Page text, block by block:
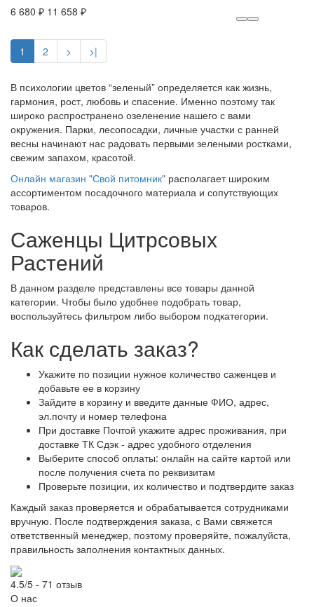
6 680 ₽ 11 658 ₽
1 2 > >|
В психологии цветов “зеленый” определяется как жизнь,
гармония, рост, любовь и спасение. Именно поэтому так
широко распространено озеленение нашего с вами
окружения. Парки, лесопосадки, личные участки с ранней
весны начинают нас радовать первыми зелеными ростками,
свежим запахом, красотой.
Онлайн магазин "Свой питомник" располагает широким
ассортиментом посадочного материала и сопутствующих
товаров.
Саженцы Цитрсовых
Растений
В данном разделе представлены все товары данной
категории. Чтобы было удобнее подобрать товар,
воспользуйтесь фильтром либо выбором подкатегории.
Как сделать заказ?
Укажите по позиции нужное количество саженцев и
добавьте ее в корзину
Зайдите в корзину и введите данные ФИО, адрес,
эл.почту и номер телефона
При доставке Почтой укажите адрес проживания, при
доставке ТК Сдэк - адрес удобного отделения
Выберите способ оплаты: онлайн на сайте картой или
после получения счета по реквизитам
Проверьте позиции, их количество и подтвердите заказ
Каждый заказ проверяется и обрабатывается сотрудниками
вручную. После подтверждения заказа, с Вами свяжется
ответственный менеджер, поэтому проверяйте, пожалуйста,
правильность заполнения контактных данных.
4.5/5 - 71 отзыв
О нас